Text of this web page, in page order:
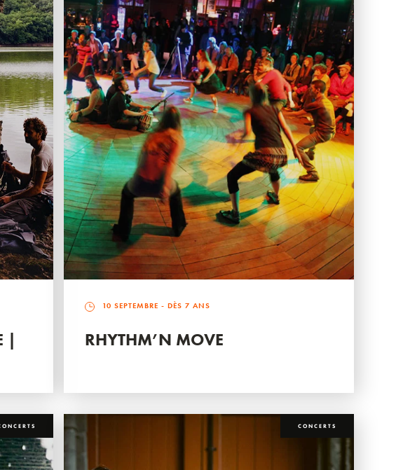
|
10 SEPTEMBRE - DÈS 7 ANS
RHYTHM’N MOVE
CONCERTS